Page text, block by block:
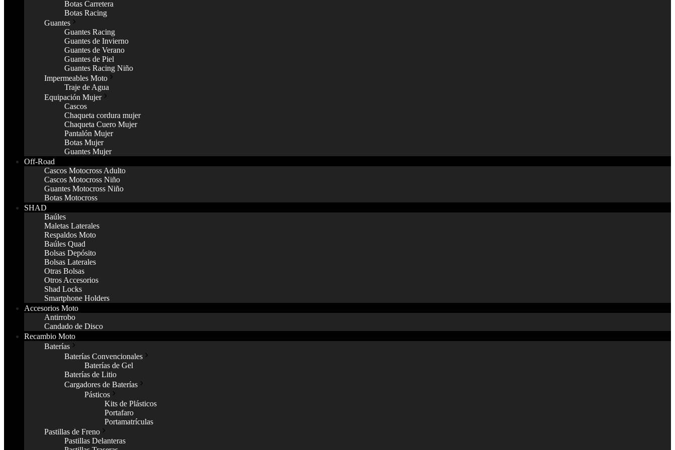
Botas Carretera
Botas Racing
Guantes
Guantes Racing
Guantes de Invierno
Guantes de Verano
Guantes de Piel
Guantes Racing Niño
Impermeables Moto
Traje de Agua
Equipación Mujer
Cascos
Chaqueta cordura mujer
Chaqueta Cuero Mujer
Pantalón Mujer
Botas Mujer
Guantes Mujer
Off-Road
Cascos Motocross Adulto
Cascos Motocross Niño
Guantes Motocross Niño
Botas Motocross
SHAD
Baúles
Maletas Laterales
Respaldos Moto
Baúles Quad
Bolsas Depósito
Bolsas Laterales
Otras Bolsas
Otros Accesorios
Shad Locks
Smartphone Holders
Accesorios Moto
Antirrobo
Candado de Disco
Recambio Moto
Baterías
Baterías Convencionales
Baterías de Gel
Baterías de Litio
Cargadores de Baterías
Pásticos
Kits de Plásticos
Portafaro
Portamatrículas
Pastillas de Freno
Pastillas Delanteras